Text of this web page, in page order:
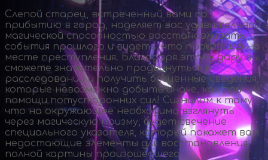
Слепой старец, встреченный вами по
прибытию в город, наделяет вас удивительной
магической способностью восстанавливать
события прошлого и видеть, что произошло на
месте преступления. Благодаря этому дару вы
сможете значительно продвинуться в
расследовании и получить бесценные сведения,
которые невозможно добыть иначе, как при
помощи потусторонних сил! Сигналом к тому,
что на окружающее необходимо взглянуть
через магическую призму, будет свечение
специального указателя, который покажет вам
недостающие элементы для восстановления
полной картины произошедшего.